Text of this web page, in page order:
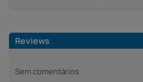
Reviews
Sem comentários